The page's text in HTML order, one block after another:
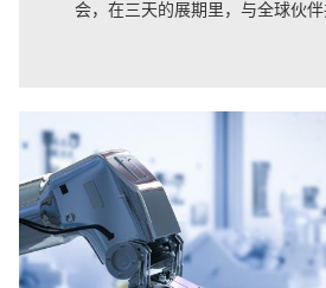
会，在三天的展期里，与全球伙